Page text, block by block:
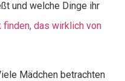
und welche Dinge ihr
finden, das wirklich von
Mädchen betrachten